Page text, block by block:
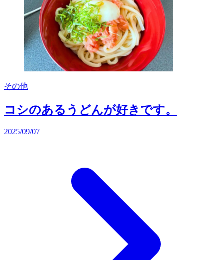
その他
コシのあるうどんが好きです。
2025/09/07